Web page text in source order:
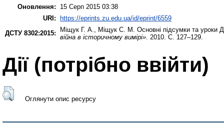
Оновлення:
15 Серп 2015 03:38
URI:
https://eprints.zu.edu.ua/id/eprint/6559
ДСТУ 8302:2015:
Міщук Г. А., Міщук С. М. Основні підсумки та уроки
війна в історичному вимірі». 2010. С. 127–129.
Дії ​​(потрібно ввійти)
Оглянути опис ресурсу